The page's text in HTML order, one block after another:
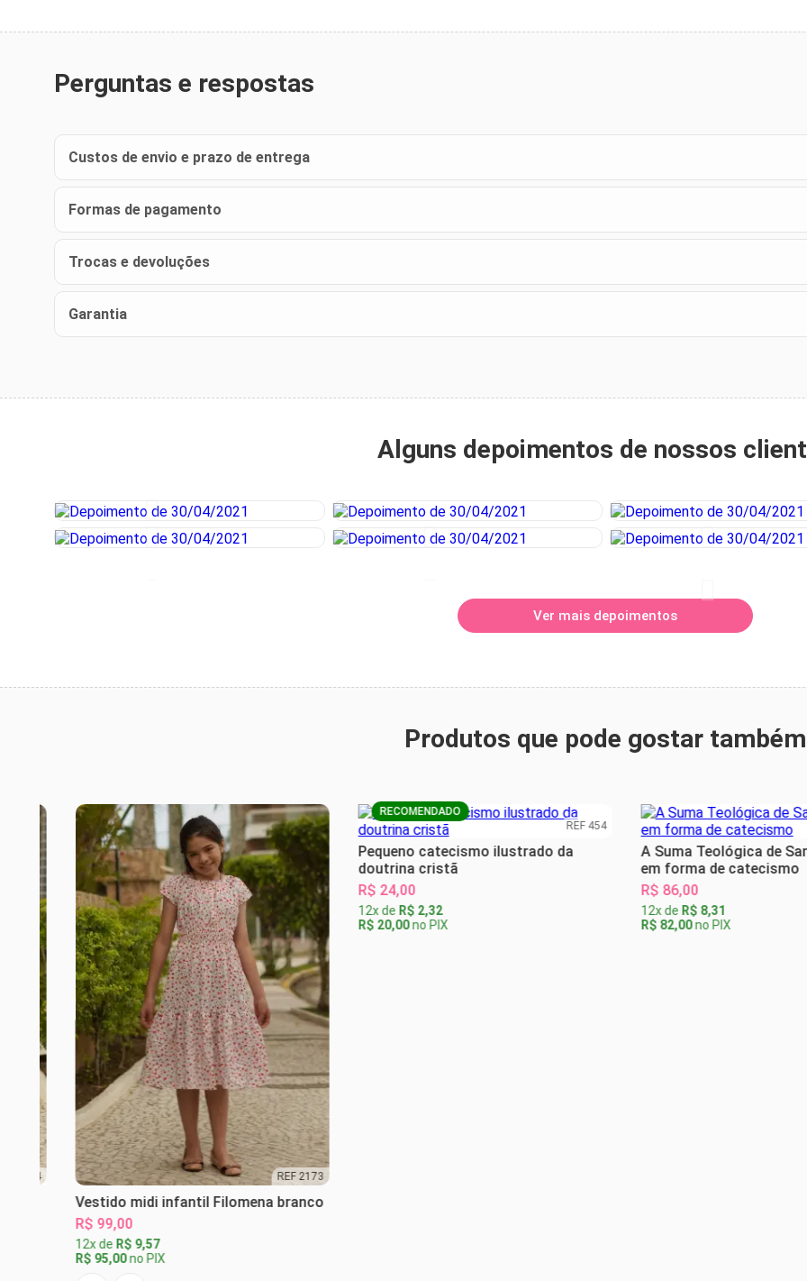
Perguntas e respostas
Custos de envio e prazo de entrega
Formas de pagamento
Trocas e devoluções
Garantia
Alguns depoimentos de nossos
Ver mais depoimentos
Produtos que pode gostar também
REF 2173
Vestido midi infantil Filomena branco
R$ 99,00
12x deR$ 9,57
R$ 95,00no PIX
REF 454
RECOMENDADO
Pequeno catecismo ilustrado da
doutrina cristã
R$ 24,00
12x deR$ 2,32
R$ 20,00no PIX
A Suma Teológica de
em forma de catecismo
R$ 86,00
12x deR$ 8,31
R$ 82,00no PIX